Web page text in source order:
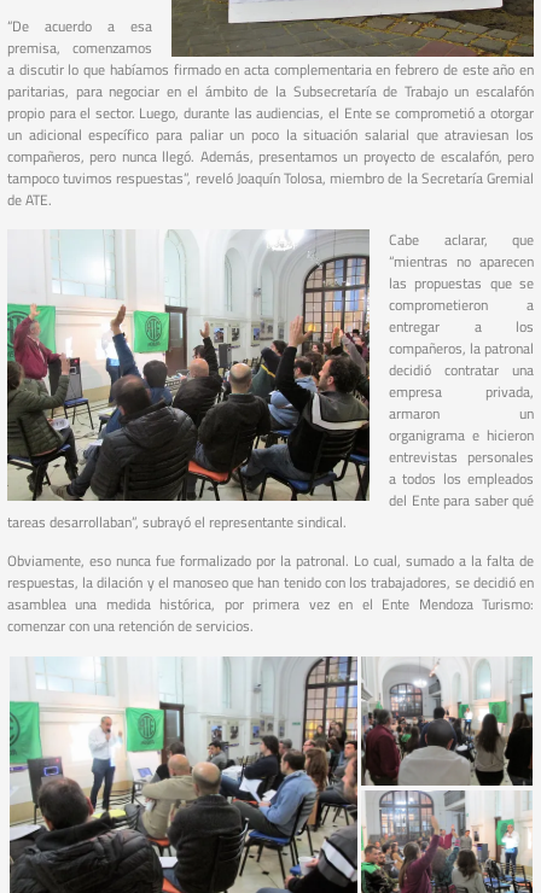
“De acuerdo a esa
premisa, comenzamos
a discutir lo que habíamos firmado en acta complementaria en febrero de este año en
paritarias, para negociar en el ámbito de la Subsecretaría de Trabajo un escalafón
propio para el sector. Luego, durante las audiencias, el Ente se comprometió a otorgar
un adicional específico para paliar un poco la situación salarial que atraviesan los
compañeros, pero nunca llegó. Además, presentamos un proyecto de escalafón, pero
tampoco tuvimos respuestas”, reveló Joaquín Tolosa, miembro de la Secretaría Gremial
de ATE.
Cabe aclarar, que
“mientras no aparecen
las propuestas que se
comprometieron a
entregar a los
compañeros, la patronal
decidió contratar una
empresa privada,
armaron un
organigrama e hicieron
entrevistas personales
a todos los empleados
del Ente para saber qué
tareas desarrollaban”, subrayó el representante sindical.
Obviamente, eso nunca fue formalizado por la patronal. Lo cual, sumado a la falta de
respuestas, la dilación y el manoseo que han tenido con los trabajadores, se decidió en
asamblea una medida histórica, por primera vez en el Ente Mendoza Turismo:
comenzar con una retención de servicios.